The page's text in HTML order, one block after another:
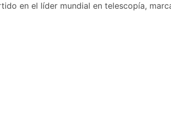
en el líder mundial en telescopía,